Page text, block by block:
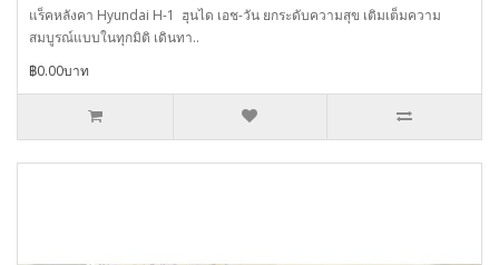
แร็คหลังคา Hyundai H-1 ฮุนได เอช-วัน ยกระดับความสุข เติมเต็มความ
สมบูรณ์แบบในทุกมิติ เดินทา..
฿0.00บาท